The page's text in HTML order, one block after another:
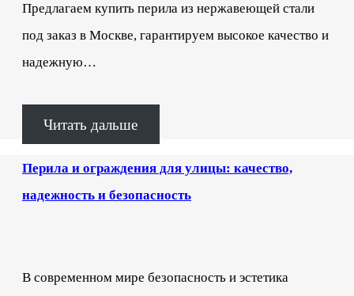
Предлагаем купить перила из нержавеющей стали
под заказ в Москве, гарантируем высокое качество и
надежную…
Читать дальше
Перила и ограждения для улицы: качество,
надежность и безопасность
В современном мире безопасность и эстетика